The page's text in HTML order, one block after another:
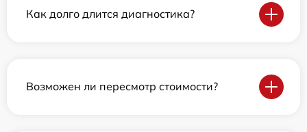
Как долго длится диагностика?
Возможен ли пересмотр стоимости?